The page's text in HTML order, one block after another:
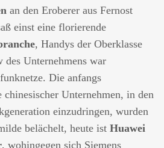
an den Eroberer aus Fernost
einst eine florierende
, Handys der Oberklasse
des Unternehmens war
Die anfangs
chinesischer Unternehmen, in den
einzudringen, wurden
belächelt, heute ist Huawei
, wohingegen sich Siemens